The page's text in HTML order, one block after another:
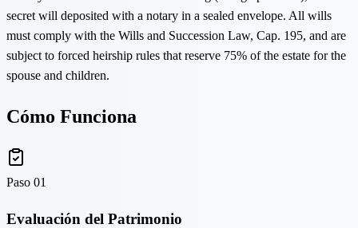
secret will deposited with a notary in a sealed envelope. All wills
must comply with the Wills and Succession Law, Cap. 195, and are
subject to forced heirship rules that reserve 75% of the estate for the
spouse and children.
Cómo Funciona
Paso 01
Evaluación del Patrimonio